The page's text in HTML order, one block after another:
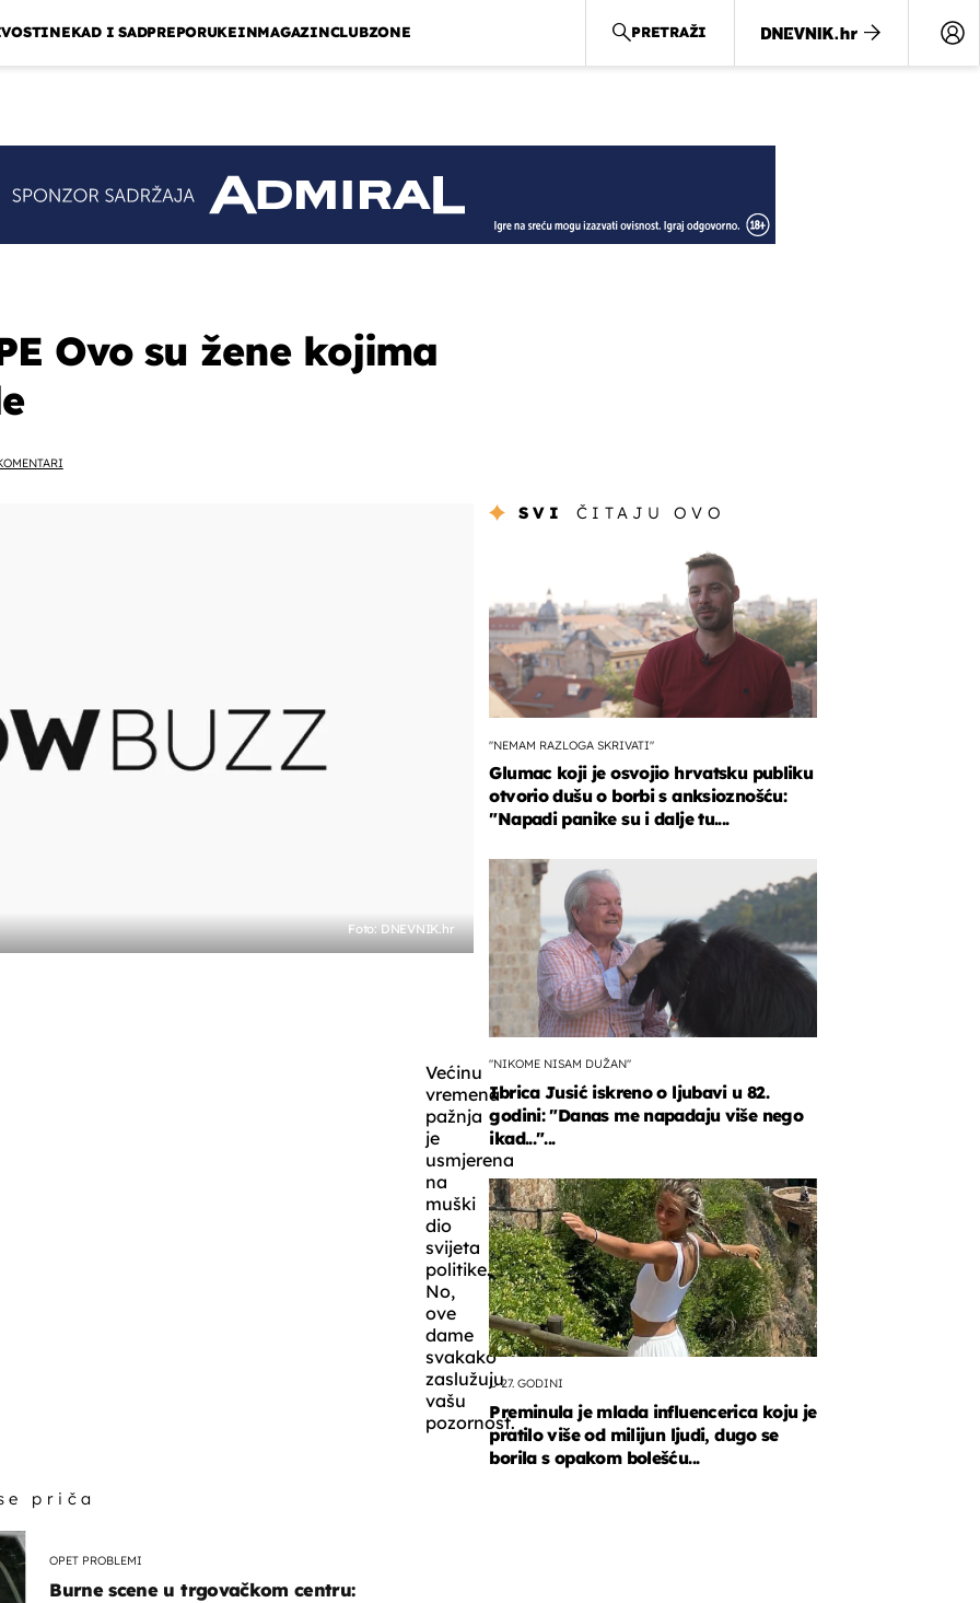
NEKAD I SADPREPORUKEINMAGAZINCLUBZONE PRETRAŽI
Ovo su žene kojima
Foto: DNEVNIK.hr
Većinu
vremena
pažnja
je
usmjerena
na
muški
dio
svijeta
politike.
No,
ove
dame
svakako
zaslužuju
vašu
pozornost.
priča
OPET PROBLEMI
Burne scene u trgovačkom centru:
SVI ČITAJU OVO
"NEMAM RAZLOGA SKRIVATI"
Glumac koji je osvojio hrvatsku publiku
otvorio dušu o borbi s anksioznošću:
"Napadi panike su i dalje tu....
"NIKOME NISAM DUŽAN"
Ibrica Jusić iskreno o ljubavi u 82.
godini: "Danas me napadaju više nego
ikad..."...
U 27. GODINI
Preminula je mlada influencerica koju je
pratilo više od milijun ljudi, dugo se
borila s opakom bolešću...